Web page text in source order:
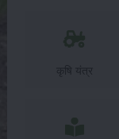
कृषि यंत्र